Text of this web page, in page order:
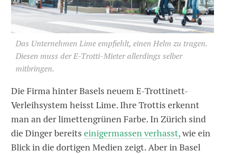
Das Unternehmen Lime empfiehlt, einen Helm zu tragen.
Diesen muss der E-Trotti-Mieter allerdings selber
mitbringen.
Die Firma hinter Basels neuem E-Trottinett-
Verleihsystem heisst Lime. Ihre Trottis erkennt
man an der limettengrünen Farbe. In Zürich sind
die Dinger bereitseinigermassen verhasst,wie ein
Blick in die dortigen Medien zeigt. Aber in Basel